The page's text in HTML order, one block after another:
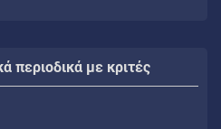
περιοδικά με κριτές